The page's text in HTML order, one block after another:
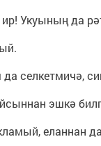
Укуының да
селкетмичә,
эшкә
еланнан